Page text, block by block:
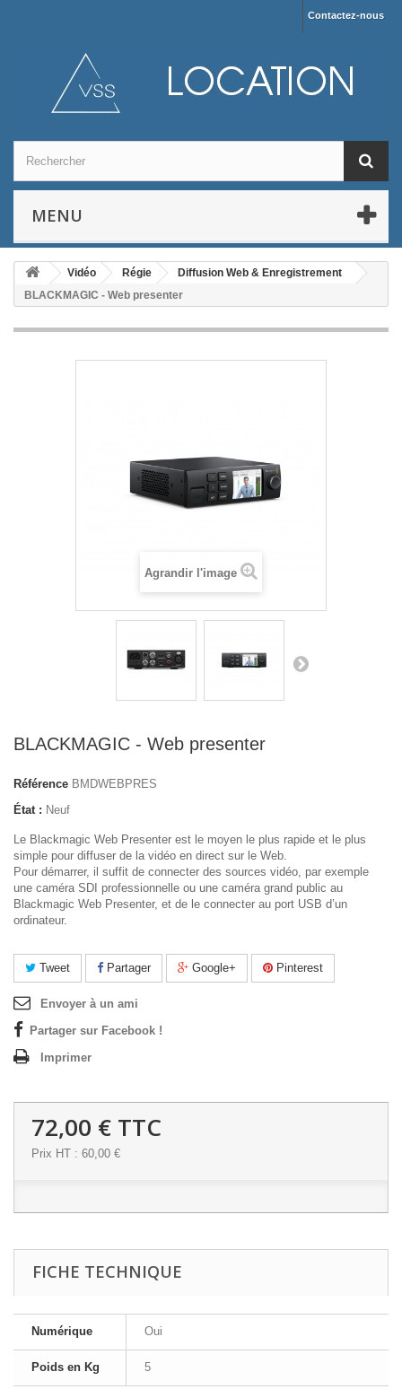
Contactez-nous
MENU
Vidéo Régie
Diffusion Web & Enregistrement
BLACKMAGIC - Web presenter
Agrandir l'image
BLACKMAGIC - Web presenter
Référence BMDWEBPRES
État : Neuf
Le Blackmagic Web Presenter est le moyen le plus rapide et le plus
simple pour diffuser de la vidéo en direct sur le Web.
Pour démarrer, il suffit de connecter des sources vidéo, par exemple
une caméra SDI professionnelle ou une caméra grand public au
Blackmagic Web Presenter, et de le connecter au port USB d’un
ordinateur.
Tweet Partager Google+ Pinterest
Envoyer à un ami
Partager sur Facebook !
Imprimer
72,00 € TTC
Prix HT : 60,00 €
FICHE TECHNIQUE
Numérique Oui
Poids en Kg 5